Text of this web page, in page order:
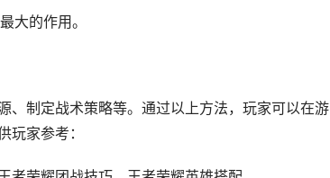
大的作用。
、制定战术策略等。通过以上方法，玩家可以在游
玩家参考：